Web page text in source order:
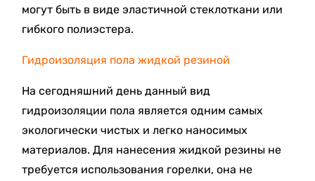
могут быть в виде эластичной стеклоткани или
гибкого полиэстера.
Гидроизоляция пола жидкой резиной
На сегодняшний день данный вид
гидроизоляции пола является одним самых
экологически чистых и легко наносимых
материалов. Для нанесения жидкой резины не
требуется использования горелки, она не